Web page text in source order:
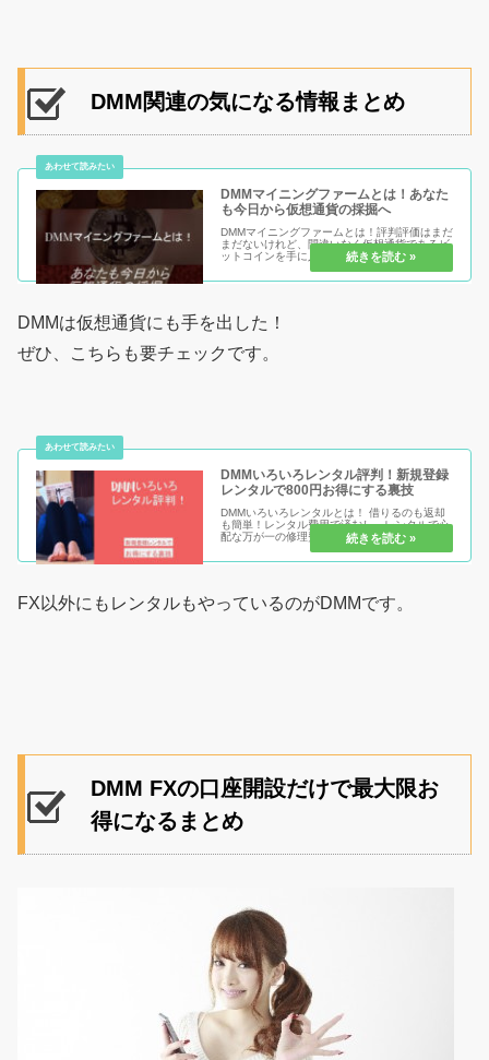
DMM関連の気になる情報まとめ
DMMマイニングファームとは！あなた
も今日から仮想通貨の採掘へ
DMMマイニングファームとは！評判評価はまだ
まだないけれど、間違いなく仮想通貨であるビ
ットコインを手に入れる機会が訪れる可能性が
高いのがDMMクラウドマイニングになります。
今後どういう風になるのか要チェックな情報な
DMMは仮想通貨にも手を出した！
ぜひ、こちらも要チェックです。
DMMいろいろレンタル評判！新規登録
レンタルで800円お得にする裏技
DMMいろいろレンタルとは！ 借りるのも返却
も簡単！レンタル費用で済むし、レンタルで心
配な万が一の修理費用も「負担なし！？」
DMMだからこそ定期点検や維持管理にも担当者
が居る！そして、1番お得に新規登録してレン
FX以外にもレンタルもやっているのがDMMです。
DMM FXの口座開設だけで最大限お
得になるまとめ